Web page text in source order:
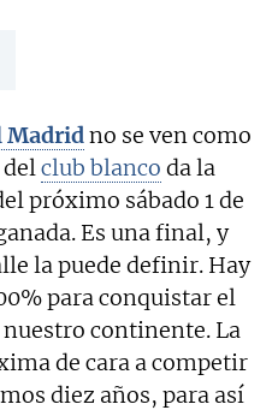
Madridno se ven como
club blanco da la
próximo sábado 1 de
Es una final, y
la puede definir. Hay
para conquistar el
continente. La
de cara a competir
diez años, para así